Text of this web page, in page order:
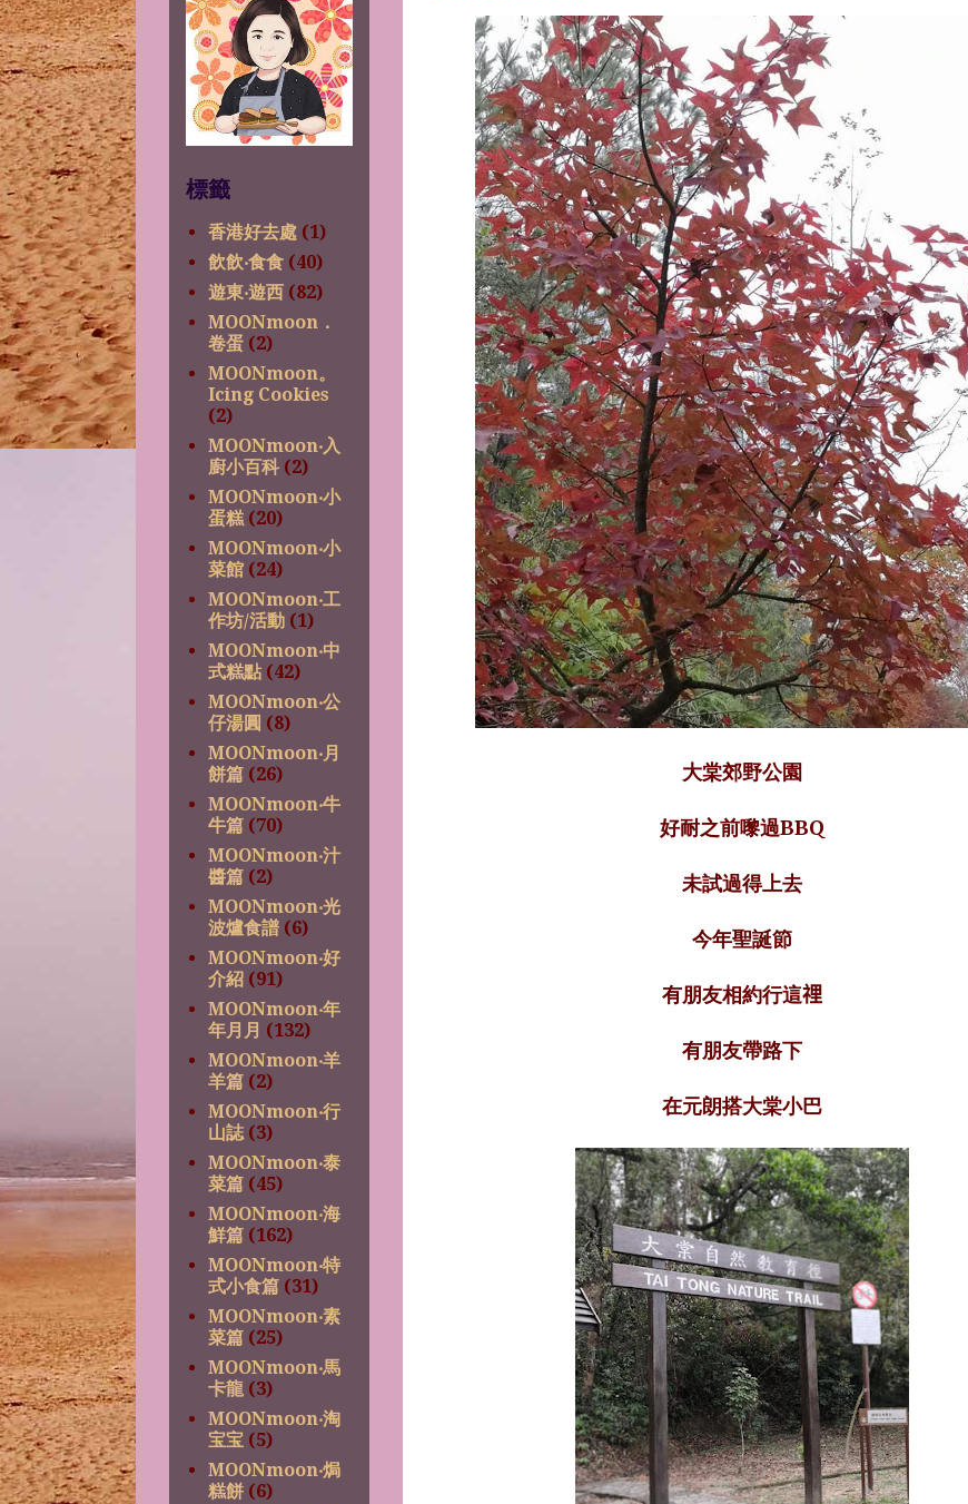
大棠郊野公園
好耐之前嚟過BBQ
未試過得上去
今年聖誕節
有朋友相約行這𥚃
有朋友帶路下
在元朗搭大棠小巴
標籤
香港好去處 (1)
飲飲‧食食 (40)
遊東‧遊西 (82)
MOONmoon．
卷蛋 (2)
MOONmoon。
Icing Cookies
(2)
MOONmoon‧入
廚小百科 (2)
MOONmoon‧小
蛋糕 (20)
MOONmoon‧小
菜館 (24)
MOONmoon‧工
作坊/活動 (1)
MOONmoon‧中
式糕點 (42)
MOONmoon‧公
仔湯圓 (8)
MOONmoon‧月
餅篇 (26)
MOONmoon‧牛
牛篇 (70)
MOONmoon‧汁
醬篇 (2)
MOONmoon‧光
波爐食譜 (6)
MOONmoon‧好
介紹 (91)
MOONmoon‧年
年月月 (132)
MOONmoon‧羊
羊篇 (2)
MOONmoon‧行
山誌 (3)
MOONmoon‧泰
菜篇 (45)
MOONmoon‧海
鮮篇 (162)
MOONmoon‧特
式小食篇 (31)
MOONmoon‧素
菜篇 (25)
MOONmoon‧馬
卡龍 (3)
MOONmoon‧淘
宝宝 (5)
MOONmoon‧焗
糕餅 (6)